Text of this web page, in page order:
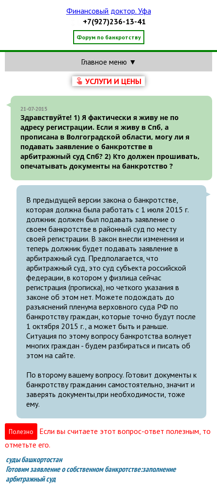
Финансовый доктор. Уфа
+7(927)236-13-41
Форум по банкротству
Главное меню ▼
УСЛУГИ И ЦЕНЫ
21-07-2015
Здравствуйте! 1) Я фактически я живу не по
адресу регистрации. Если я живу в Спб, а
прописана в Волгоградской области, могу ли я
подавать заявление о банкротстве в
арбитражный суд Спб? 2) Кто должен прошивать,
опечатывать документы на банкротство ?
В предыдущей версии закона о банкротстве,
которая должна была работать с 1 июля 2015 г.
должник должен был подавать заявление о
своем банкротстве в районный суд по месту
своей регистрации. В закон внесли изменения и
теперь должник будет подавать заявление в
арбитражный суд. Предполагается, что
арбитражный суд, это суд субъекта российской
федерации, в котором у физлица сейчас
регистрация (прописка), но четкого указания в
законе об этом нет. Можете подождать до
разъяснений пленума верховного суда РФ по
банкротству граждан, которые точно будут после
1 октября 2015 г., а может быть и раньше.
Ситуация по этому вопросу банкротства волнует
многих граждан - будем разбираться и писать об
этом на сайте.
По второму вашему вопросу. Готовит документы к
банкротству гражданин самостоятельно, значит и
заверять документы,при необходимости, тоже
ему.
Полезно
Если вы считаете этот вопрос-ответ полезным, то
отметьте его.
суды башкортостан
Готовим заявление о собственном банкротстве:заполнение
арбитражный суд